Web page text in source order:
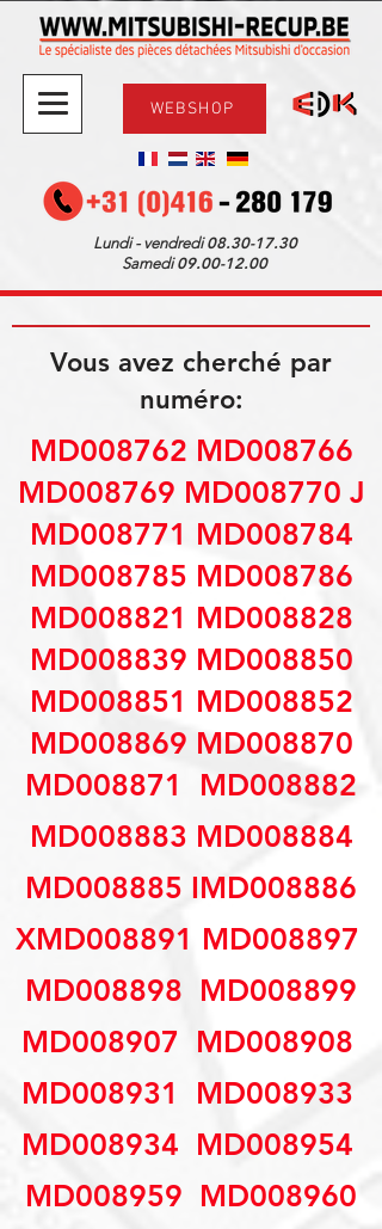
WEBSHOP
Lundi - vendredi08.30-17.30
Samedi09.00-12.00
Vous avez cherché par
numéro:
MD008762 MD008766
MD008769 MD008770 J
MD008771 MD008784
MD008785 MD008786
MD008821 MD008828
MD008839 MD008850
MD008851 MD008852
MD008869 MD008870
MD008871  MD008882
MD008883 MD008884
MD008885 IMD008886
XMD008891 MD008897 
MD008898  MD008899
MD008907  MD008908 
MD008931  MD008933 
MD008934  MD008954 
MD008959  MD008960